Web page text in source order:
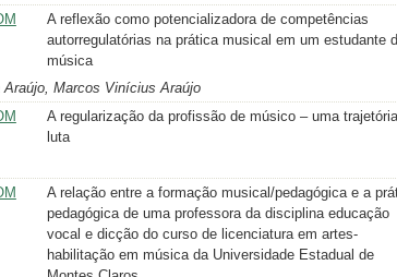
A reflexão como potencializadora de competências
autorregulatórias na prática musical em um estudante
música
Marcos Vinícius Araújo
A regularização da profissão de músico – uma
luta
A relação entre a formação musical/pedagógica e a
pedagógica de uma professora da disciplina educação
vocal e dicção do curso de licenciatura em artes-
habilitação em música da Universidade Estadual de